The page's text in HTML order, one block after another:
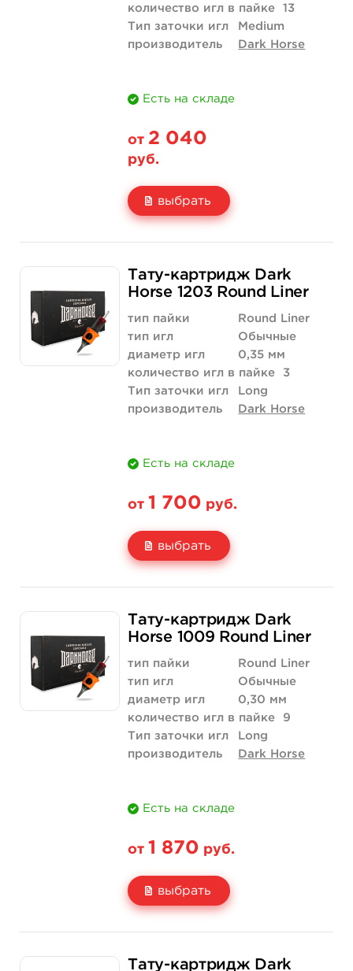
количество игл в пайке
13
Тип заточки игл
Medium
производитель
Dark Horse
Есть на складе
от 2 040
руб.
выбрать
Количество
2 040 руб.
купить
Тату-картридж Dark
Horse 1203 Round Liner
тип пайки
Round Liner
тип игл
Обычные
диаметр игл
0,35 мм
количество игл в пайке
3
Тип заточки игл
Long
производитель
Dark Horse
Есть на складе
от 1 700 руб.
выбрать
Количество
1 700 руб.
купить
Тату-картридж Dark
Horse 1009 Round Liner
тип пайки
Round Liner
тип игл
Обычные
диаметр игл
0,30 мм
количество игл в пайке
9
Тип заточки игл
Long
производитель
Dark Horse
Есть на складе
от 1 870 руб.
выбрать
Тату-картридж Dark